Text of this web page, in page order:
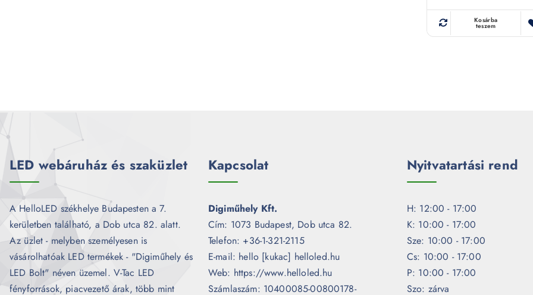
Kosárba
teszem
LED webáruház és szaküzlet
A HelloLED székhelye Budapesten a 7.
kerületben található, a Dob utca 82. alatt.
Az üzlet - melyben személyesen is
vásárolhatóak LED termékek - "Digiműhely és
LED Bolt" néven üzemel. V-Tac LED
fényforrások, piacvezető árak, több mint
Kapcsolat
Digiműhely Kft.
Cím: 1073 Budapest, Dob utca 82.
Telefon: +36-1-321-2115
E-mail: hello [kukac] helloled.hu
Web: https://www.helloled.hu
Számlaszám: 10400085-00800178-
Nyitvatartási rend
H: 12:00 - 17:00
K: 10:00 - 17:00
Sze: 10:00 - 17:00
Cs: 10:00 - 17:00
P: 10:00 - 17:00
Szo: zárva